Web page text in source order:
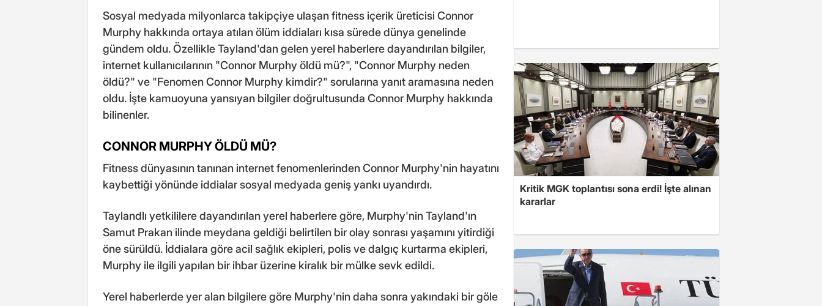
Sosyal medyada milyonlarca takipçiye ulaşan fitness içerik üreticisi Connor
Murphy hakkında ortaya atılan ölüm iddiaları kısa sürede dünya genelinde
gündem oldu. Özellikle Tayland'dan gelen yerel haberlere dayandırılan bilgiler,
internet kullanıcılarının "Connor Murphy öldü mü?", "Connor Murphy neden
öldü?" ve "Fenomen Connor Murphy kimdir?" sorularına yanıt aramasına neden
oldu. İşte kamuoyuna yansıyan bilgiler doğrultusunda Connor Murphy hakkında
bilinenler.
CONNOR MURPHY ÖLDÜ MÜ?
Fitness dünyasının tanınan internet fenomenlerinden Connor Murphy'nin hayatını
kaybettiği yönünde iddialar sosyal medyada geniş yankı uyandırdı.
Taylandlı yetkililere dayandırılan yerel haberlere göre, Murphy'nin Tayland'ın
Samut Prakan ilinde meydana geldiği belirtilen bir olay sonrası yaşamını yitirdiği
öne sürüldü. İddialara göre acil sağlık ekipleri, polis ve dalgıç kurtarma ekipleri,
Murphy ile ilgili yapılan bir ihbar üzerine kiralık bir mülke sevk edildi.
Yerel haberlerde yer alan bilgilere göre Murphy'nin daha sonra yakındaki bir göle
Kritik MGK toplantısı sona erdi! İşte alınan
kararlar